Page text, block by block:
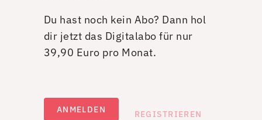
Du hast noch kein Abo? Dann hol
dir jetzt das Digitalabo für nur
39,90 Euro pro Monat.
ANMELDEN REGISTRIEREN